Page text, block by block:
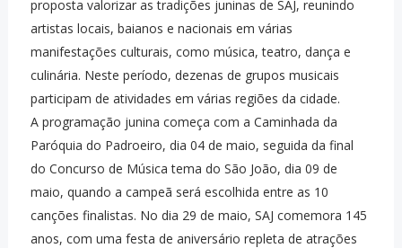
proposta valorizar as tradições juninas de SAJ, reunindo
artistas locais, baianos e nacionais em várias
manifestações culturais, como música, teatro, dança e
culinária. Neste período, dezenas de grupos musicais
participam de atividades em várias regiões da cidade.
A programação junina começa com a Caminhada da
Paróquia do Padroeiro, dia 04 de maio, seguida da final
do Concurso de Música tema do São João, dia 09 de
maio, quando a campeã será escolhida entre as 10
canções finalistas. No dia 29 de maio, SAJ comemora 145
anos, com uma festa de aniversário repleta de atrações